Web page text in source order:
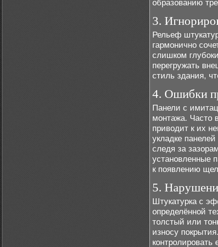
образованию
3.
Рельеф
гармонично
слишком
перегружать
стиль здания,
4. Ошибки
Панели с
монтажа. Часто
приводит к их
укладке
следя за
установленные
к появлению
5.
Штукатурка с
определённой
толстый или
износу
контролировать